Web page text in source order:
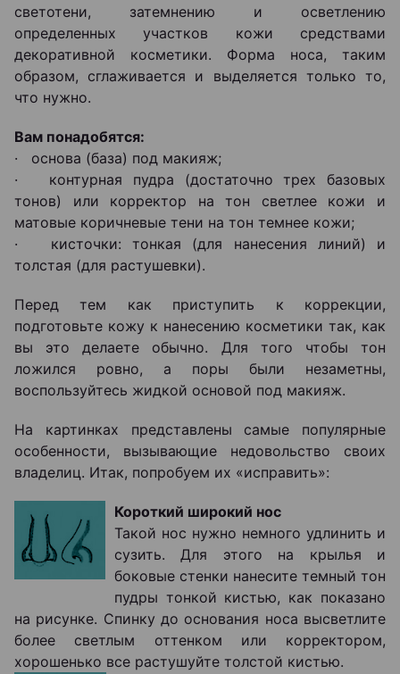
светотени, затемнению и осветлению
определенных участков кожи средствами
декоративной косметики. Форма носа, таким
образом, сглаживается и выделяется только то,
что нужно.
Вам понадобятся:
· основа (база) под макияж;
· контурная пудра (достаточно трех базовых
тонов) или корректор на тон светлее кожи и
матовые коричневые тени на тон темнее кожи;
· кисточки: тонкая (для нанесения линий) и
толстая (для растушевки).
Перед тем как приступить к коррекции,
подготовьте кожу к нанесению косметики так, как
вы это делаете обычно. Для того чтобы тон
ложился ровно, а поры были незаметны,
воспользуйтесь жидкой основой под макияж.
На картинках представлены самые популярные
особенности, вызывающие недовольство своих
владелиц. Итак, попробуем их «исправить»:
Короткий широкий нос
Такой нос нужно немного удлинить и
сузить. Для этого на крылья и
боковые стенки нанесите темный тон
пудры тонкой кистью, как показано
на рисунке. Спинку до основания носа высветлите
более светлым оттенком или корректором,
хорошенько все растушуйте толстой кистью.